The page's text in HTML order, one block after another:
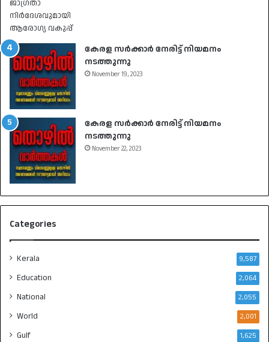
കേരള സർക്കാർ നേരിട്ട് നിയമനം
നടത്തുന്നു
November 19, 2023
കേരള സർക്കാർ നേരിട്ട് നിയമനം
നടത്തുന്നു
November 22, 2023
Categories
Kerala 9,587
Education 2,064
National 2,055
World 2,001
Gulf 1,625